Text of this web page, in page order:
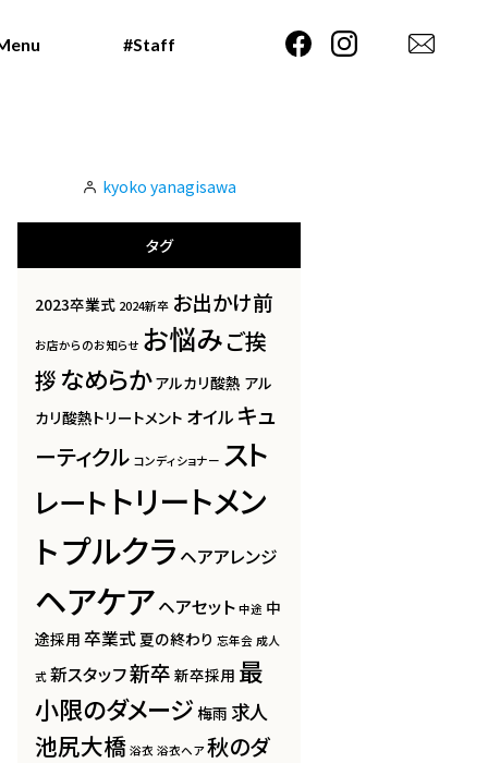
#Staff
#Staff
kyoko yanagisawa
タグ
2023卒業式 2024新卒 お出かけ前
お店からのお知らせ お悩みご挨
拶 なめらか アルカリ酸熱 アル
カリ酸熱トリートメント オイル キュ
ーティクル コンディショナー スト
レート トリートメン
トプルクラ ヘアアレンジ
ヘアケアヘアセット 中途 中
途採用 卒業式夏の終わり 忘年会 成人
式 新スタッフ新卒 新卒採用 最
小限のダメージ梅雨 求人
池尻大橋 浴衣 浴衣ヘア 秋のダ